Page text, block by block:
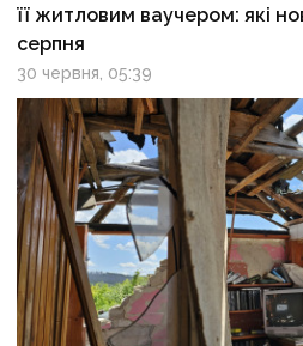
її житловим ваучером: які
серпня
30 червня, 05:39